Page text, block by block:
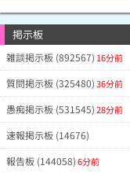
掲示板
雑談掲示板 (892567) 16分前
質問掲示板 (325480)36分前
愚痴掲示板 (531545)28分前
速報掲示板 (14676)
報告板 (144058)6分前